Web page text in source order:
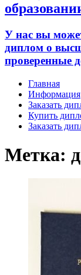
У нас вы
диплом о
проверенные
Главная
Информация
Заказать
Купить
Заказать
Метка: